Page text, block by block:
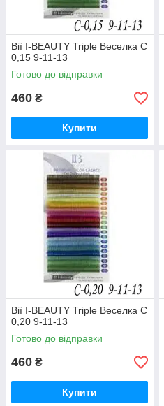
Вії I-BEAUTY Triple Веселка C
0,15 9-11-13
Готово до відправки
460 ₴
Купити
Вії I-BEAUTY Triple Веселка C
0,20 9-11-13
Готово до відправки
460 ₴
Купити